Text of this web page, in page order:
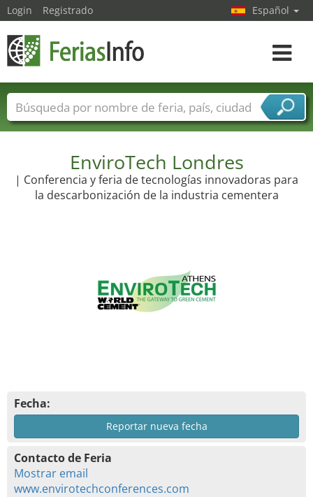
EnviroTech Londres
| Conferencia y feria de tecnologías innovadoras para
la descarbonización de la industria cementera
Fecha:
Reportar nueva fecha
Contacto de Feria
Mostrar email
www.envirotechconferences.com
Login Registrado Español
toggle
Nombres de ferias Países
Ciudades
Sectores de proveedor de servicios